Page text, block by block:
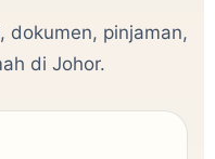
dokumen, pinjaman,
di Johor.